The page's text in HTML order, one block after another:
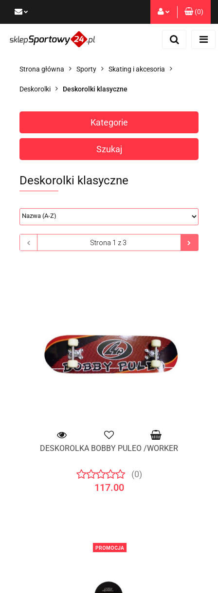
Dodaj zgłoszenie
(0)
Strona główna Sporty Skating i akcesoria
Deskorolki Deskorolki klasyczne
Kategorie
Szukaj
Deskorolki klasyczne
DESKOROLKA BOBBY PULEO /WORKER
(0)
117.00
PROMOCJA